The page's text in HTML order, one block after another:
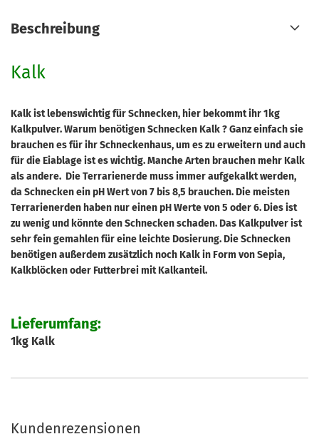
Beschreibung
Kalk
Kalk ist lebenswichtig für Schnecken, hier bekommt ihr 1kg
Kalkpulver. Warum benötigen Schnecken Kalk ? Ganz einfach sie
brauchen es für ihr Schneckenhaus, um es zu erweitern und auch
für die Eiablage ist es wichtig. Manche Arten brauchen mehr Kalk
als andere. Die Terrarienerde muss immer aufgekalkt werden,
da Schnecken ein pH Wert von 7 bis 8,5 brauchen. Die meisten
Terrarienerden haben nur einen pH Werte von 5 oder 6. Dies ist
zu wenig und könnte den Schnecken schaden. Das Kalkpulver ist
sehr fein gemahlen für eine leichte Dosierung. Die Schnecken
benötigen außerdem zusätzlich noch Kalk in Form von Sepia,
Kalkblöcken oder Futterbrei mit Kalkanteil.
Lieferumfang:
1kg Kalk
Kundenrezensionen